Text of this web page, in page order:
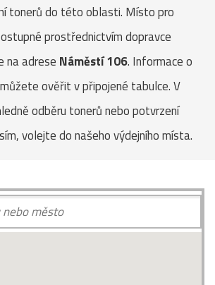
tonerů do této oblasti. Místo pro
prostřednictvím dopravce
na adrese Náměstí 106. Informace o
ověřit v připojené tabulce. V
odběru tonerů nebo potvrzení
volejte do našeho výdejního místa.